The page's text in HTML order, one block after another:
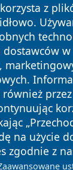
z
w
na użycie
zgodnie z
Polityka
Prywatności